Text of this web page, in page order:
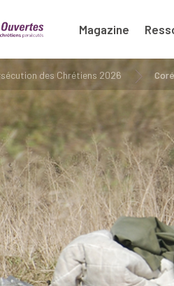
Magazine
des Chrétiens 2026